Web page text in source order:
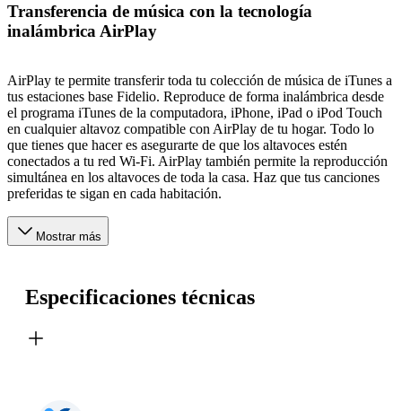
Transferencia de música con la tecnología
inalámbrica AirPlay
AirPlay te permite transferir toda tu colección de música de iTunes a
tus estaciones base Fidelio. Reproduce de forma inalámbrica desde
el programa iTunes de la computadora, iPhone, iPad o iPod Touch
en cualquier altavoz compatible con AirPlay de tu hogar. Todo lo
que tienes que hacer es asegurarte de que los altavoces estén
conectados a tu red Wi-Fi. AirPlay también permite la reproducción
simultánea en los altavoces de toda la casa. Haz que tus canciones
preferidas te sigan en cada habitación.
Mostrar más
Especificaciones técnicas